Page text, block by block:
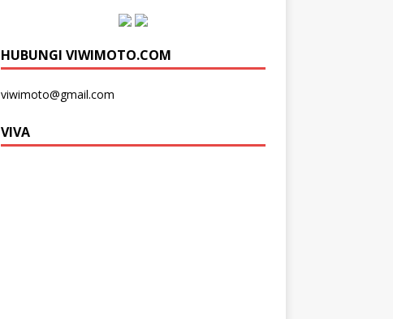
HUBUNGI VIWIMOTO.COM
viwimoto@gmail.com
VIVA